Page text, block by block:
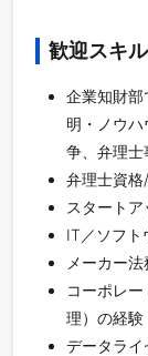
歓迎スキル
企業知財部
明・ノウ
争、弁理士
弁理士資
スタート
IT／ソフト
メーカー
コーポレ
理）の経験
データライ